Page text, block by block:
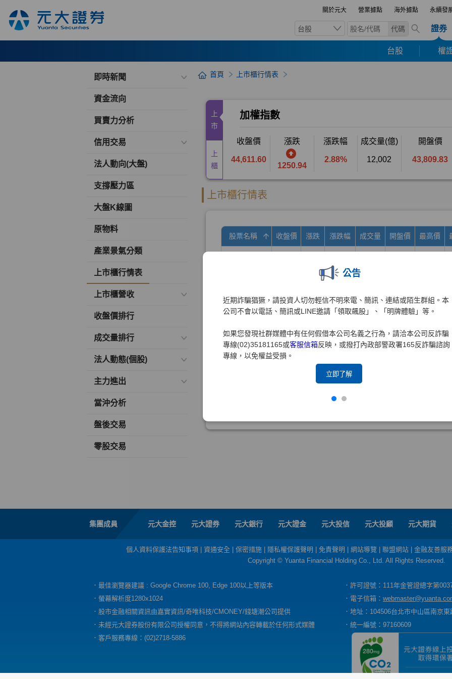
關於元大 營業據點 海外據點 永續發
台股 代碼 證券
台股 權
公告
近期詐騙猖獗，請投資人切勿輕信不明來電、簡訊、連結或陌生群組。本
公司不會以電話、簡訊或LINE邀請「領取飆股」、「明牌體驗」等。
如果您發現社群媒體中有任何假借本公司名義之行為，請洽本公司反詐騙
專線(02)35181165或客服信箱反映，或撥打內政部警政署165反詐騙諮詢
專線，以免權益受損。
立即了解
即時新聞
資金流向
買賣力分析
信用交易
法人動向(大盤)
支撐壓力區
大盤K線圖
原物料
產業景氣分類
上市櫃行情表
上市櫃營收
收盤價排行
成交量排行
法人動態(個股)
主力進出
當沖分析
盤後交易
零股交易
首頁 上市櫃行情表
集團成員 元大金控 元大證券 元大銀行 元大證金 元大投信 元大投顧 元大期貨
個人資料保護法告知事項 資通安全 保密措施 隱私權保護聲明 免責聲明 網站導覽 聯盟網站
金融友善服
Copyright © Yuanta Financial Holding Co., Ltd. All Rights Reserved.
．最佳瀏覽器建議 : Google Chrome 100, Edge 100以上等版本
．許可證號：111年金管證總字第
．螢幕解析度1280x1024
．電子信箱：
．股市金融相關資訊由嘉實資訊/奇唯科技/CMONEY/錢塘潮公司提供
．地址：104506台北市中山區南京
．未經元大證券股份有限公司授權同意，不得將網站內容轉載於任何形式媒體
．統一編號：97160609
．客戶服務專線：(02)2718-5886